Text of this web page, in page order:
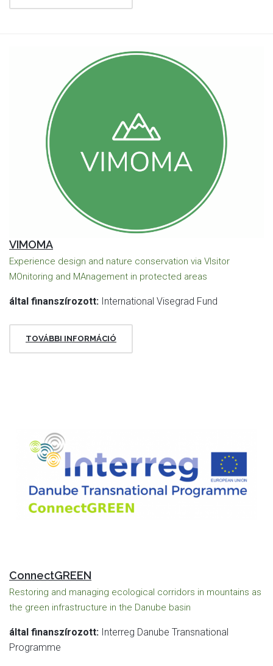
VIMOMA
Experience design and nature conservation via VIsitor
MOnitoring and MAnagement in protected areas
által finanszírozott: International Visegrad Fund
TOVÁBBI INFORMÁCIÓ
ConnectGREEN
Restoring and managing ecological corridors in mountains as
the green infrastructure in the Danube basin
által finanszírozott: Interreg Danube Transnational
Programme